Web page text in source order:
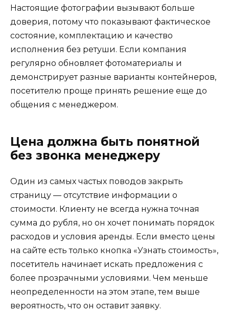
Настоящие фотографии вызывают больше
доверия, потому что показывают фактическое
состояние, комплектацию и качество
исполнения без ретуши. Если компания
регулярно обновляет фотоматериалы и
демонстрирует разные варианты контейнеров,
посетителю проще принять решение еще до
общения с менеджером.
Цена должна быть понятной
без звонка менеджеру
Один из самых частых поводов закрыть
страницу — отсутствие информации о
стоимости. Клиенту не всегда нужна точная
сумма до рубля, но он хочет понимать порядок
расходов и условия аренды. Если вместо цены
на сайте есть только кнопка «Узнать стоимость»,
посетитель начинает искать предложения с
более прозрачными условиями. Чем меньше
неопределенности на этом этапе, тем выше
вероятность, что он оставит заявку.